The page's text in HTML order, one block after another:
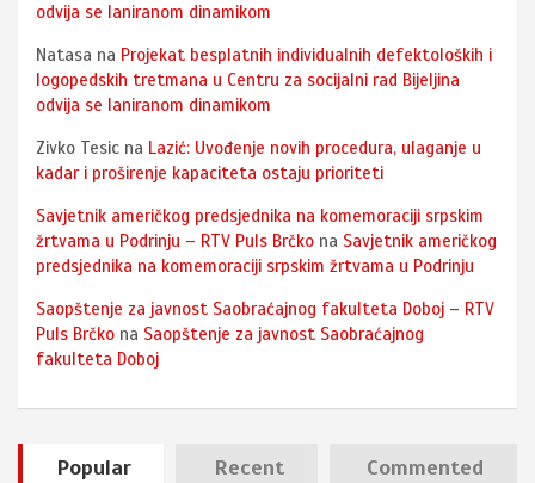
odvija se laniranom dinamikom
Natasa na Projekat besplatnih individualnih defektoloških i
logopedskih tretmana u Centru za socijalni rad Bijeljina
odvija se laniranom dinamikom
Zivko Tesic na Lazić: Uvođenje novih procedura, ulaganje u
kadar i proširenje kapaciteta ostaju prioriteti
Savjetnik američkog predsjednika na komemoraciji srpskim
žrtvama u Podrinju – RTV Puls Brčko na Savjetnik američkog
predsjednika na komemoraciji srpskim žrtvama u Podrinju
Saopštenje za javnost Saobraćajnog fakulteta Doboj – RTV
Puls Brčko na Saopštenje za javnost Saobraćajnog
fakulteta Doboj
Popular Recent Commented